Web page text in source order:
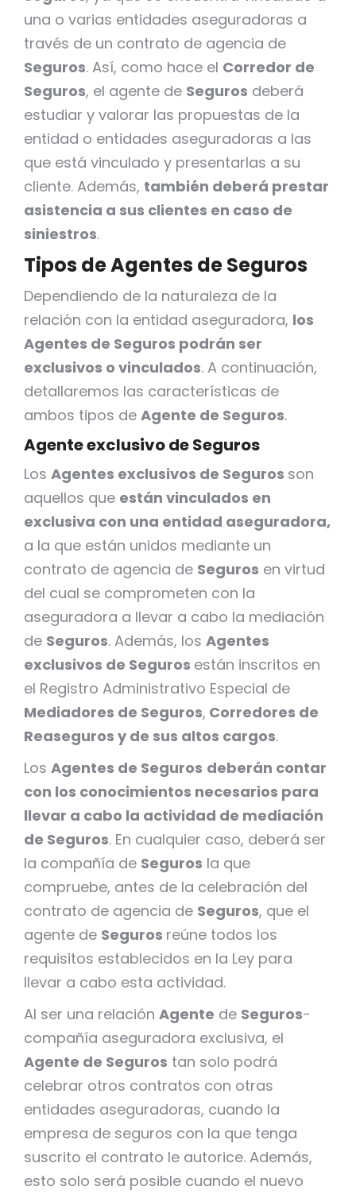
una o varias entidades aseguradoras a
través de un contrato de agencia de
Seguros. Así, como hace el Corredor de
Seguros, el agente de Seguros deberá
estudiar y valorar las propuestas de la
entidad o entidades aseguradoras a las
que está vinculado y presentarlas a su
cliente. Además, también deberá prestar
asistencia a sus clientes en caso de
siniestros.
Tipos de Agentes de Seguros
Dependiendo de la naturaleza de la
relación con la entidad aseguradora, los
Agentes de Seguros podrán ser
exclusivos o vinculados. A continuación,
detallaremos las características de
ambos tipos de Agente de Seguros.
Agente exclusivo de Seguros
Los Agentes exclusivos de Seguros son
aquellos que están vinculados en
exclusiva con una entidad aseguradora,
a la que están unidos mediante un
contrato de agencia de Seguros en virtud
del cual se comprometen con la
aseguradora a llevar a cabo la mediación
de Seguros. Además, los Agentes
exclusivos de Seguros están inscritos en
el Registro Administrativo Especial de
Mediadores de Seguros, Corredores de
Reaseguros y de sus altos cargos.
Los Agentes de Seguros deberán contar
con los conocimientos necesarios para
llevar a cabo la actividad de mediación
de Seguros. En cualquier caso, deberá ser
la compañía de Seguros la que
compruebe, antes de la celebración del
contrato de agencia de Seguros, que el
agente de Seguros reúne todos los
requisitos establecidos en la Ley para
llevar a cabo esta actividad.
Al ser una relación Agente de Seguros-
compañía aseguradora exclusiva, el
Agente de Seguros tan solo podrá
celebrar otros contratos con otras
entidades aseguradoras, cuando la
empresa de seguros con la que tenga
suscrito el contrato le autorice. Además,
esto solo será posible cuando el nuevo